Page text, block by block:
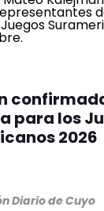
para los
2026
Diario de Cuyo